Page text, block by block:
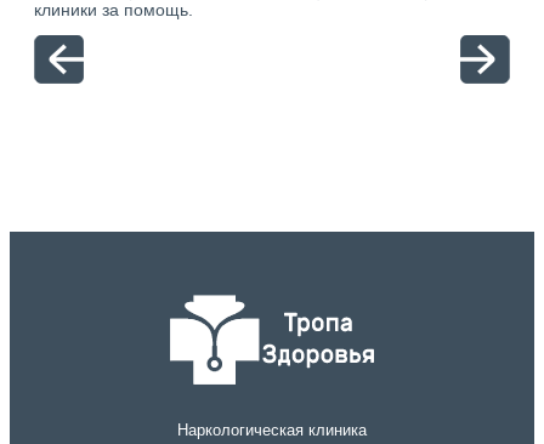
клиники за помощь.
Наркологическая клиника